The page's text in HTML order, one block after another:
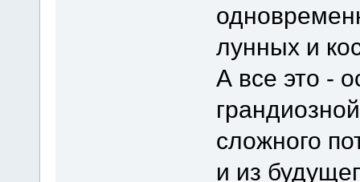
лунных и
А все это -
сложного
и из